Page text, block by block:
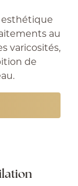
esthétique
au
varicosités,
de